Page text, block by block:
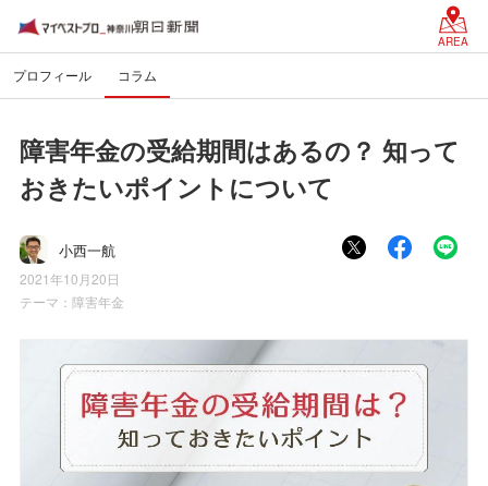
AREA
プロフィール コラム
障害年金の受給期間はあるの？ 知って
おきたいポイントについて
小西一航
2021年10月20日
テーマ： 障害年金